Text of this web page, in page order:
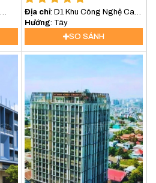
Địa chỉ: D1 Khu Công Nghệ Cao,
P. Tân Phú, Quận 9
Hướng : Tây
SO SÁNH